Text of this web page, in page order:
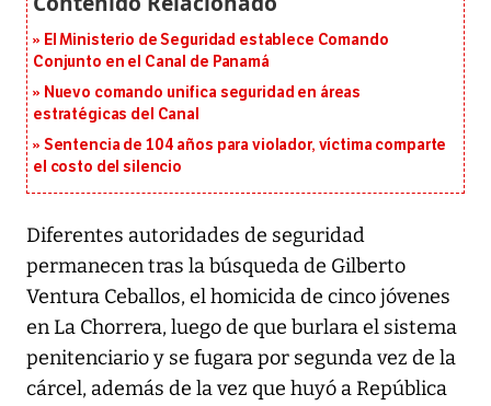
El Ministerio de Seguridad establece Comando
Conjunto en el Canal de Panamá
Nuevo comando unifica seguridad en áreas
estratégicas del Canal
Sentencia de 104 años para violador, víctima comparte
el costo del silencio
Diferentes autoridades de seguridad
permanecen tras la búsqueda de Gilberto
Ventura Ceballos, el homicida de cinco jóvenes
en La Chorrera, luego de que burlara el sistema
penitenciario y se fugara por segunda vez de la
cárcel, además de la vez que huyó a República